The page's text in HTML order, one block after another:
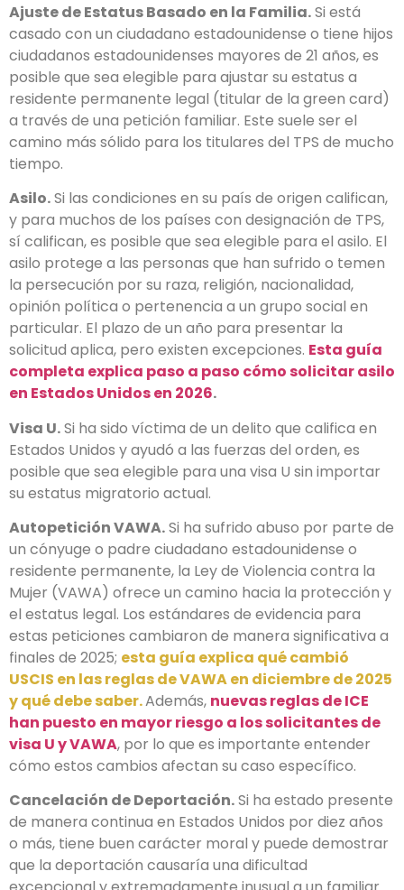
Ajuste de Estatus Basado en la Familia.Si está
casado con un ciudadano estadounidense o tiene hijos
ciudadanos estadounidenses mayores de 21 años, es
posible que sea elegible para ajustar su estatus a
residente permanente legal (titular de la green card)
a través de una petición familiar. Este suele ser el
camino más sólido para los titulares del TPS de mucho
tiempo.
Asilo.Si las condiciones en su país de origen califican,
y para muchos de los países con designación de TPS,
sí califican, es posible que sea elegible para el asilo. El
asilo protege a las personas que han sufrido o temen
la persecución por su raza, religión, nacionalidad,
opinión política o pertenencia a un grupo social en
particular. El plazo de un año para presentar la
solicitud aplica, pero existen excepciones. Esta guía
completa explica paso a paso cómo solicitar asilo
en Estados Unidos en 2026.
Visa U.Si ha sido víctima de un delito que califica en
Estados Unidos y ayudó a las fuerzas del orden, es
posible que sea elegible para una visa U sin importar
su estatus migratorio actual.
Autopetición VAWA.Si ha sufrido abuso por parte de
un cónyuge o padre ciudadano estadounidense o
residente permanente, la Ley de Violencia contra la
Mujer (VAWA) ofrece un camino hacia la protección y
el estatus legal. Los estándares de evidencia para
estas peticiones cambiaron de manera significativa a
finales de 2025; esta guía explica qué cambió
USCIS en las reglas de VAWA en diciembre de 2025
y qué debe saber.Además, nuevas reglas de ICE
han puesto en mayor riesgo a los solicitantes de
visa U y VAWA, por lo que es importante entender
cómo estos cambios afectan su caso específico.
Cancelación de Deportación.Si ha estado presente
de manera continua en Estados Unidos por diez años
o más, tiene buen carácter moral y puede demostrar
que la deportación causaría una dificultad